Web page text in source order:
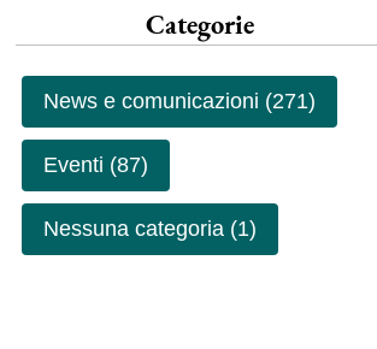
Categorie
News e comunicazioni (271)
Eventi (87)
Nessuna categoria (1)